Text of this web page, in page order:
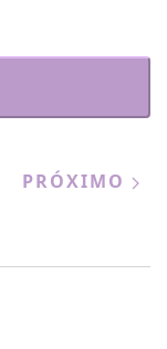
PRÓXIMO